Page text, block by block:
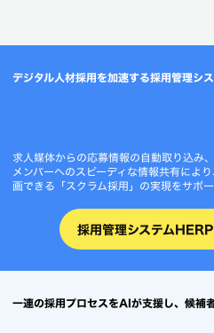
デジタル人材採用を加速する採用管理
求人媒体からの応募情報の自動取り込
メンバーへのスピーディな情報共有によ
画できる「スクラム採用」の実現をサポー
採用管理システム
一連の採用プロセスをAIが支援し、候補